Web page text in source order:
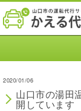
2020/01/06
山口市の湯田
開しています